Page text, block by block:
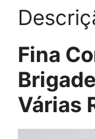
Fina
Várias